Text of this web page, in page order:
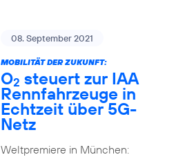
08. September 2021
MOBILITÄT DER ZUKUNFT:
O2 steuert zur IAA
Rennfahrzeuge in
Echtzeit über 5G-
Netz
Weltpremiere in München: